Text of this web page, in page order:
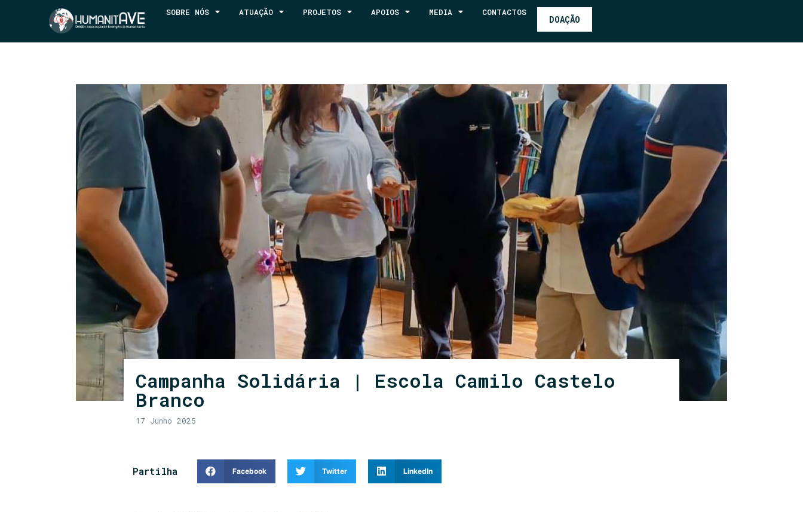
SOBRE NÓS ATUAÇÃO PROJETOS APOIOS MEDIA CONTACTOS
DOAÇÃO
Campanha Solidária | Escola Camilo Castelo
Branco
17 Junho 2025
Partilha Facebook Twitter LinkedIn